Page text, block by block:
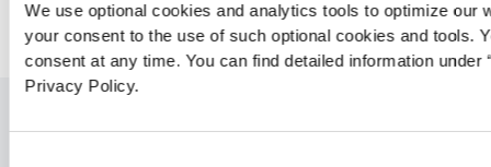
We use optional cookies and analytics tools to optimize our
your consent to the use of such optional cookies and tools.
consent at any time. You can find detailed information under
Privacy Policy.